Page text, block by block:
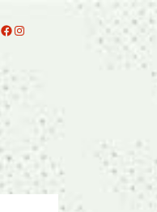
Facebook
Instagram